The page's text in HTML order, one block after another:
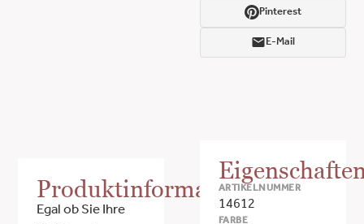
Pinterest
E-Mail
Produktinformationen
Egal ob Sie Ihre
ARTIKELNUMMER
14612
FARBE